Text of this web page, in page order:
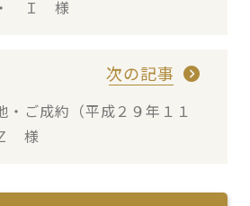
Ｉ 様
次の記事
・ご成約（平成２９年１１
様